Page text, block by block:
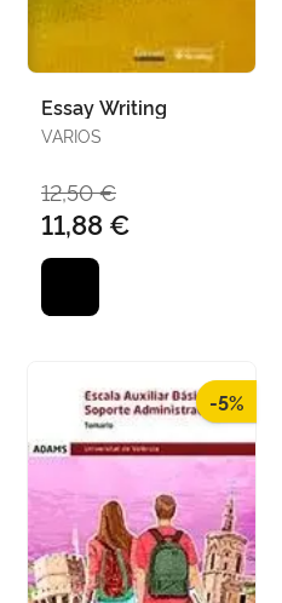
Essay Writing
VARIOS
12,50 €
11,88 €
-5%